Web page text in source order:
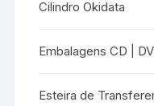
Cilindro Okidata
Embalagens CD |
Esteira de